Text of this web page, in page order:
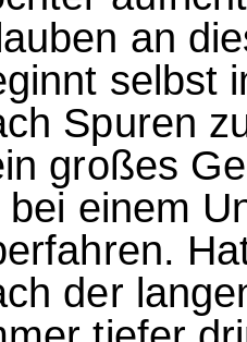
an
selbst
Spuren
großes
bei einem
der